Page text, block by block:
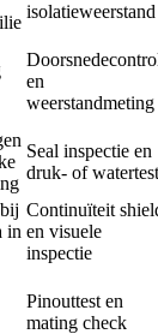
isolatieweerstand
en
weerstandmeting
Seal inspectie en
druk- of watertest
in
Continuïteit
en visuele
inspectie
Pinouttest en
mating check